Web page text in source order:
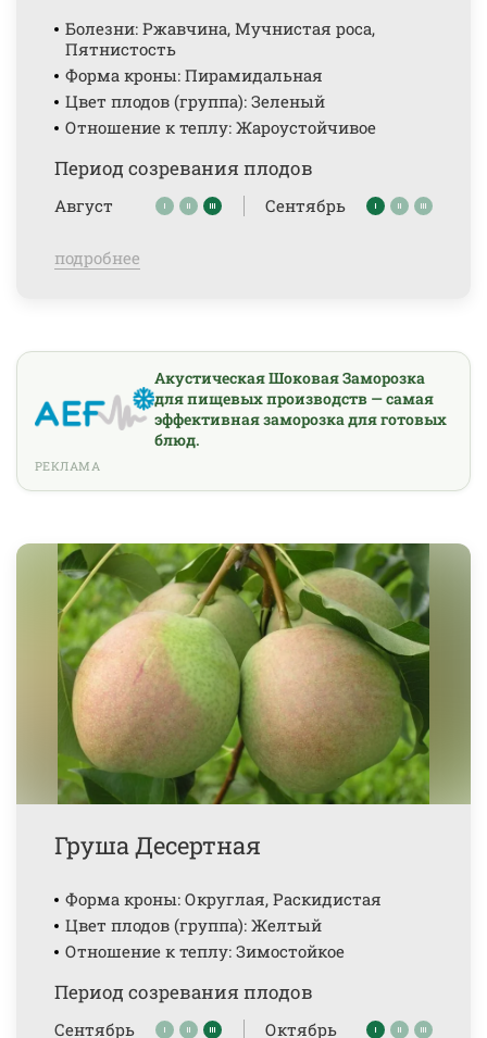
Болезни: Ржавчина, Мучнистая роса,
Пятнистость
Форма кроны: Пирамидальная
Цвет плодов (группа): Зеленый
Отношение к теплу: Жароустойчивое
Период созревания плодов
Август Сентябрь
подробнее
Акустическая Шоковая Заморозка
для пищевых производств — самая
эффективная заморозка для готовых
блюд.
РЕКЛАМА
Груша Десертная
Форма кроны: Округлая, Раскидистая
Цвет плодов (группа): Желтый
Отношение к теплу: Зимостойкое
Период созревания плодов
Сентябрь Октябрь